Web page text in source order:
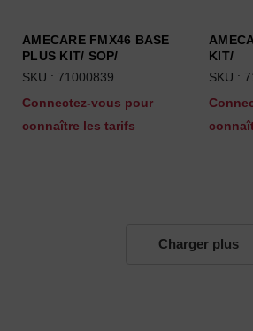
AMECARE FMX46 BASE
PLUS KIT/ SOP/
SKU : 71000839
Connectez-vous pour
connaître les tarifs
KIT/
SKU :
Charger plus